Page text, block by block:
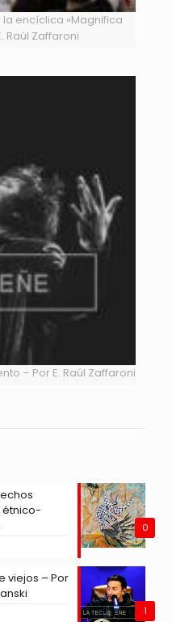
encíclica «Magnifica
Raúl Zaffaroni
– Por E. Raúl Zaffaroni
0
étnico-
1
viejos – Por